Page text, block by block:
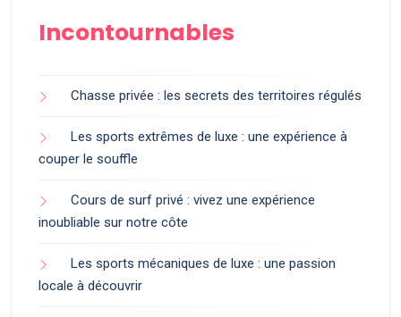
Incontournables
Chasse privée : les secrets des territoires régulés
Les sports extrêmes de luxe : une expérience à
couper le souffle
Cours de surf privé : vivez une expérience
inoubliable sur notre côte
Les sports mécaniques de luxe : une passion
locale à découvrir